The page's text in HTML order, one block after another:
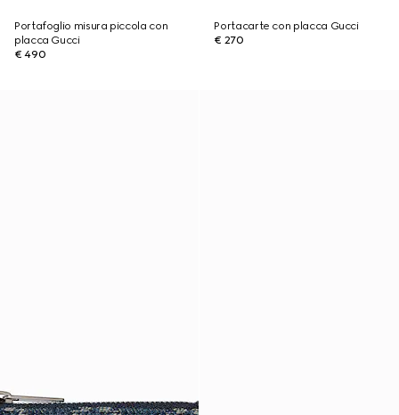
Portafoglio misura piccola con
placca Gucci
€ 490
Portacarte con placca Gucci
€ 270